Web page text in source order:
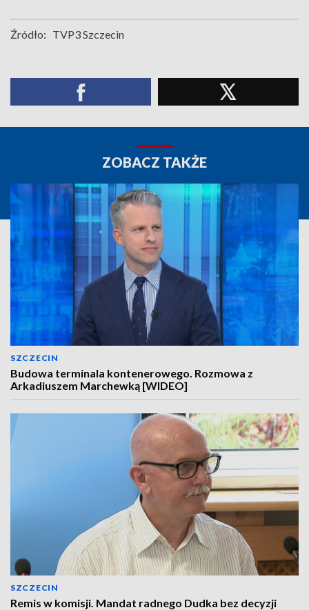
Źródło: TVP3 Szczecin
ZOBACZ TAKŻE
SZCZECIN
Budowa terminala kontenerowego. Rozmowa z
Arkadiuszem Marchewką [WIDEO]
SZCZECIN
Remis w komisji. Mandat radnego Dudka bez decyzji